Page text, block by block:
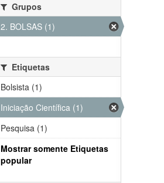
Grupos
2. BOLSAS (1)
Etiquetas
Bolsista (1)
Iniciação Científica (1)
Pesquisa (1)
Mostrar somente Etiquetas
popular